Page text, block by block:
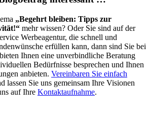
„Begehrt bleiben: Tipps zur
mehr wissen? Oder Sie sind auf der
Werbeagentur, die schnell und
erfüllen kann, dann sind Sie bei
Ihnen eine unverbindliche Beratung
Bedürfnisse besprechen und Ihnen
anbieten. Vereinbaren Sie einfach
lassen Sie uns gemeinsam Ihre Visionen
auf Ihre Kontaktaufnahme.